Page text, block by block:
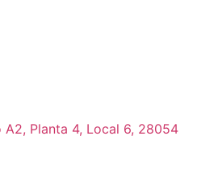
Planta 4, Local 6, 28054